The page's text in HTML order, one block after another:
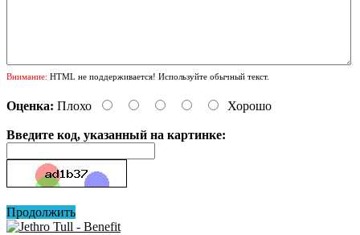
Внимание: HTML не поддерживается! Используйте обычный текст.
Оценка: Плохо Хорошо
Введите код, указанный на картинке:
Продолжить